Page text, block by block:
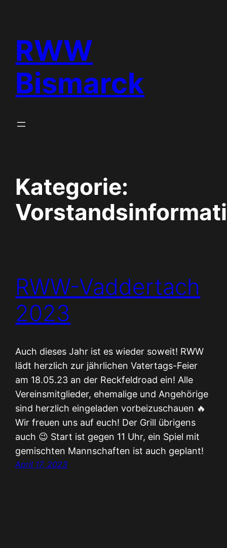
springen
RWW
Bismarck
Kategorie:
RWW-Vaddertach
2023
Auch dieses Jahr ist es wieder soweit! RWW
lädt herzlich zur jährlichen Vatertags-Feier
am 18.05.23 an der Reckfeldroad ein! Alle
Vereinsmitglieder, ehemalige und Angehörige
sind herzlich eingeladen vorbeizuschauen 🔥
Wir freuen uns auf euch! Der Grill übrigens
auch 😉 Start ist gegen 11 Uhr, ein Spiel mit
gemischten Mannschaften ist auch geplant!
April 17, 2023